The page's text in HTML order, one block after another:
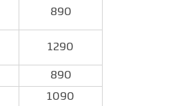
890
1290
890
1090